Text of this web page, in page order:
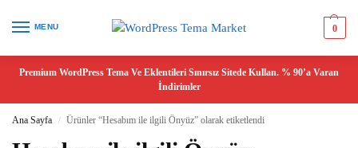
MENU 0
Premium WordPress Tema Ve Eklentileri Sınırsız Sitede Kullan. % 90’a Varan
İndirimler
Ana Sayfa / Ürünler “Hesabım ile ilgili Önyüz” olarak etiketlendi